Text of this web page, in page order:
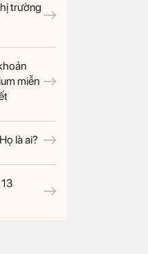
trường
miễn
là ai?